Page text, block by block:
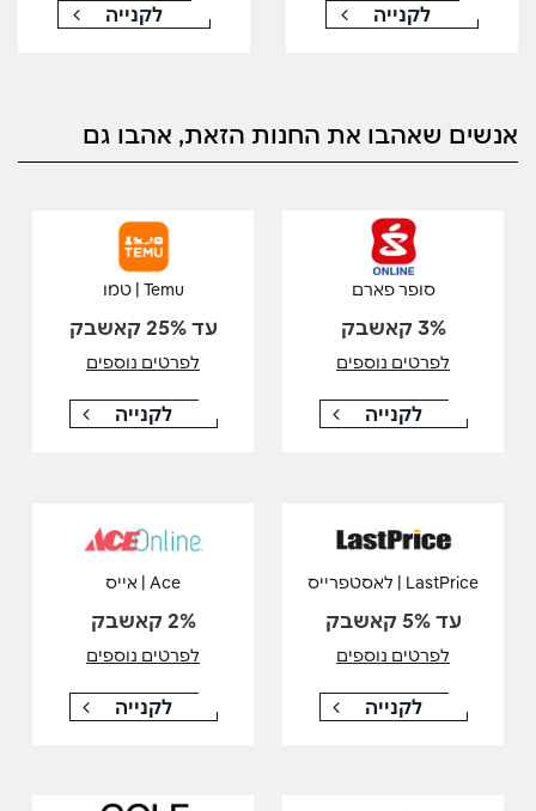
לקנייה לקנייה
אנשים שאהבו את החנות הזאת, אהבו גם
סופר פארם
3% קאשבק
לפרטים נוספים
לקנייה
Temu | טמו
עד 25% קאשבק
לפרטים נוספים
לקנייה
LastPrice | לאסטפרייס
עד 5% קאשבק
לפרטים נוספים
לקנייה
Ace | אייס
2% קאשבק
לפרטים נוספים
לקנייה